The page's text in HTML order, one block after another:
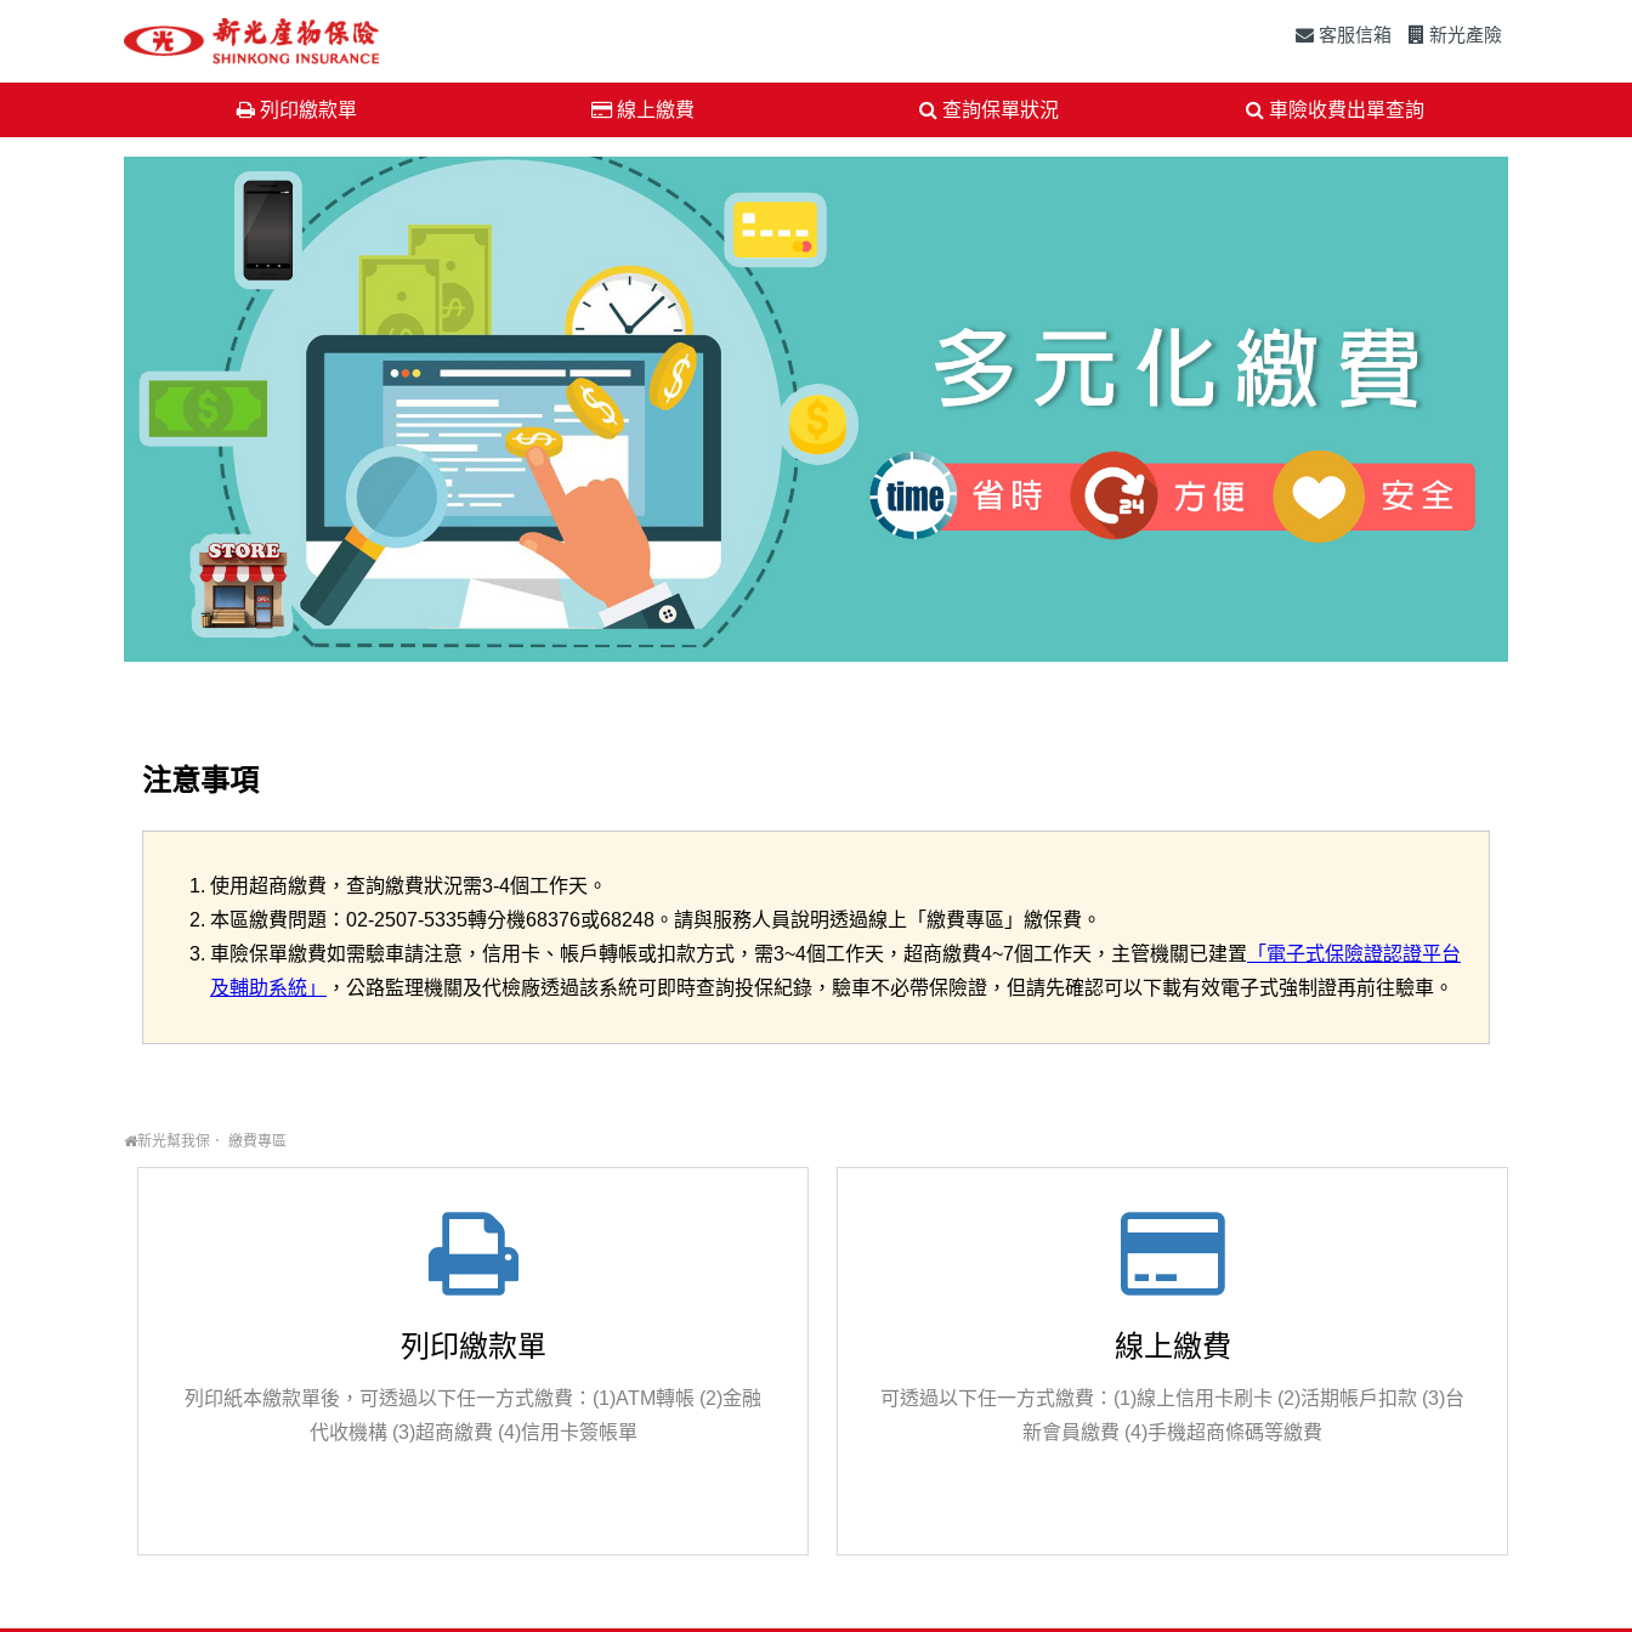
客服信箱 新光產險
列印繳款單 線上繳費 查詢保單狀況 車險收費出單查詢
注意事項
使用超商繳費，查詢繳費狀況需3-4個工作天。
本區繳費問題：02-2507-5335轉分機68376或68248。請與服務人員說明透過線上「繳費專區」繳保費。
車險保單繳費如需驗車請注意，信用卡、帳戶轉帳或扣款方式，需3~4個工作天，超商繳費4~7個工作天，主管機關已建置 「電子式保險證認證平台
及輔助系統」
，公路監理機關及代檢廠透過該系統可即時查詢投保紀錄，驗車不必帶保險證，但請先確認可以下載有效電子式強制證再前往驗車。
新光幫我保 繳費專區
列印繳款單
列印紙本繳款單後，可透過以下任一方式繳費：(1)ATM轉帳 (2)金融
代收機構 (3)超商繳費 (4)信用卡簽帳單
線上繳費
可透過以下任一方式繳費：(1)線上信用卡刷卡 (2)活期帳戶扣款 (3)台
新會員繳費 (4)手機超商條碼等繳費